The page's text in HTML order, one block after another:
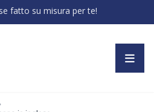
fatto su misura per te!